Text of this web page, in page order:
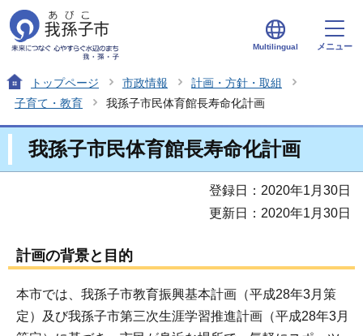
Multilingual メニュー
トップページ 市政情報
計画・方針・取組
子育て・教育
我孫子市民体育館長寿命化計画
我孫子市民体育館長寿命化計画
登録日：2020年1月30日
更新日：2020年1月30日
計画の背景と目的
本市では、我孫子市教育振興基本計画（平成28年3月策
定）及び我孫子市第三次生涯学習推進計画（平成28年3月